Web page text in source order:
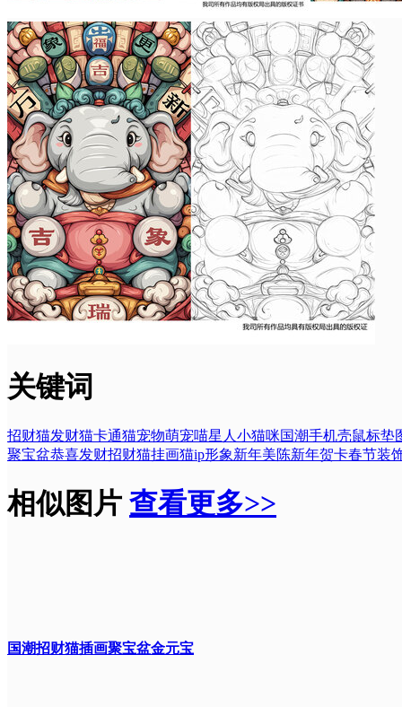
关键词
招财猫发财猫卡通猫宠物萌宠喵星人小猫咪国潮手机壳鼠标垫
聚宝盆恭喜发财招财猫挂画猫ip形象新年美陈新年贺卡春节装
相似图片 查看更多>>
国潮招财猫插画聚宝盆金元宝